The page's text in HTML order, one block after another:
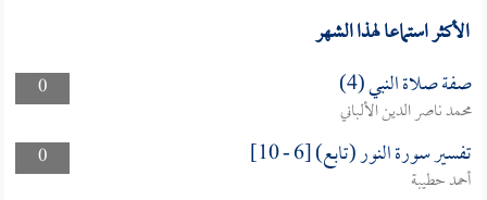
الأكثر استماعا لهذا الشهر
0 صفة صلاة النبي (4)
محمد ناصر الدين الألباني
0
تفسير سورة النور (تابع) [6 - 10]
أحمد حطيبة